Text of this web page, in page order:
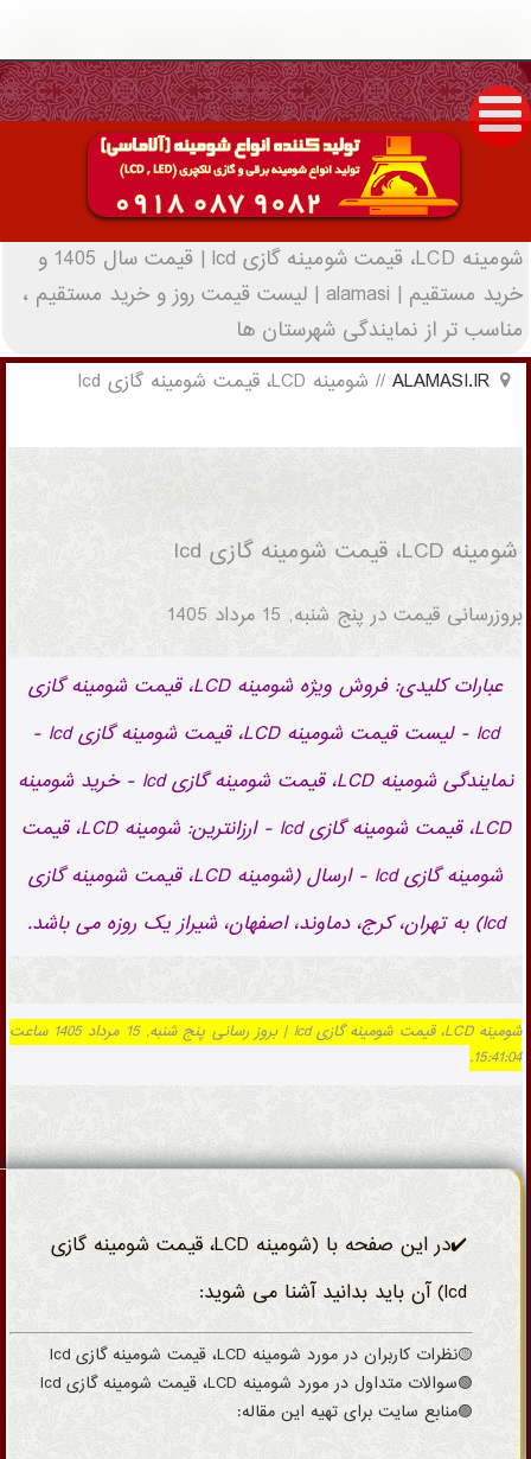
سال 1405 و خرید مستقیم | alamasi - (1104)
(New - 2022)
شومینه LCD، قیمت شومینه گازی lcd | قیمت سال 1405 و
خرید مستقیم | alamasi | لیست قیمت روز و خرید مستقیم ،
مناسب تر از نمایندگی شهرستان ها
ALAMASI.IR
// شومینه LCD، قیمت شومینه گازی lcd
شومینه LCD، قیمت شومینه گازی lcd
بروزرسانی قیمت در پنج شنبه, 15 مرداد 1405
عبارات کلیدی: فروش ویژه شومینه LCD، قیمت شومینه گازی
lcd - لیست قیمت شومینه LCD، قیمت شومینه گازی lcd -
نمایندگی شومینه LCD، قیمت شومینه گازی lcd - خرید شومینه
LCD، قیمت شومینه گازی lcd - ارزانترین: شومینه LCD، قیمت
شومینه گازی lcd - ارسال (شومینه LCD، قیمت شومینه گازی
lcd) به تهران، کرج، دماوند، اصفهان، شیراز یک روزه می باشد.
شومینه LCD، قیمت شومینه گازی lcd | بروز رسانی پنج شنبه, 15 مرداد 1405 ساعت
15:41:04.
✔️در این صفحه با (شومینه LCD، قیمت شومینه گازی
lcd) آن باید بدانید آشنا می شوید:
🟡نظرات کاربران در مورد شومینه LCD، قیمت شومینه گازی lcd
🟢سوالات متداول در مورد شومینه LCD، قیمت شومینه گازی lcd
🟣منابع سایت برای تهیه این مقاله: